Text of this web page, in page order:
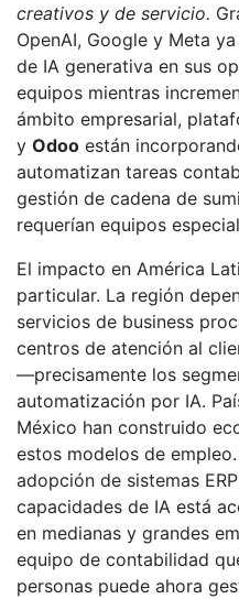
creativos y de servicio.
OpenAI, Google y Meta
de IA generativa en sus
equipos mientras
ámbito empresarial,
y Odoo están
automatizan tareas
gestión de cadena de
requerían equipos
El impacto en América
particular. La región
servicios de business
centros de atención al
—precisamente los
automatización por IA.
México han construido
estos modelos de
adopción de sistemas
capacidades de IA está
en medianas y grandes
equipo de contabilidad
personas puede ahora